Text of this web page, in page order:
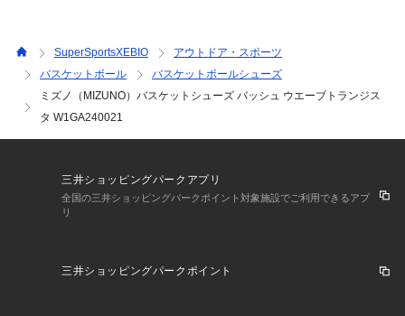
【商品の購入にあたっての注意事項】
※弊社独自の採寸・計量方法により計測を行っておりますた
め、多少の誤差が生じる場合がございます。
【こちらの商品について】
を販売しております。あらかじめご了承のうえ、お買い求めく
ださい。
※靴ひもの長さについては、左右10cm以内の差までは弊社許
※一部商品において弊社カラー表記がメーカーカラー表記と異
SuperSportsXEBIO
アウトドア・スポーツ
バスケットボール
バスケットボールシューズ
ミズノ（MIZUNO）バスケットシューズ バッシュ ウエーブトランジス
タ W1GA240021
三井ショッピングパークアプリ
全国の三井ショッピングパークポイント対象施設でご利用できるアプ
リ
三井ショッピングパークポイント